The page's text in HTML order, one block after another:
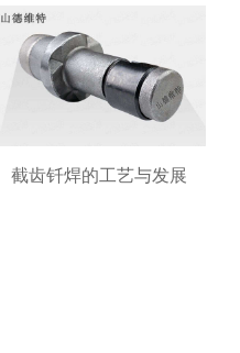
截齿钎焊的工艺与发展